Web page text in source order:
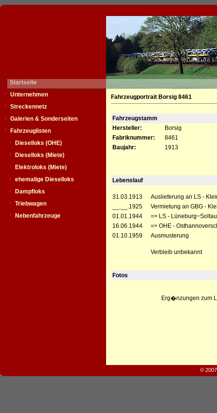
Startseite
Unternehmen
Streckennetz
Galerien & Sonderseiten
Fahrzeuglisten
Dieselloks (OHE)
Dieselloks (Miete)
Elektroloks (Miete)
ehemalige Dieselloks
Dampfloks
Triebwagen
Nebenfahrzeuge
Fahrzeugportrait Borsig 8461
Fahrzeugstamm
Hersteller:
Borsig
Fabriknummer:
8461
Baujahr:
1913
Lebenslauf
31.03.1913
Auslieferung an LS -
__.__.1925
Vermietung an GBG -
01.01.1944
=> LS -
16.06.1944
=> OHE -
01.10.1959
Ausmusterung
Verbleib unbekannt
Fotos
Erg�nzungen zum
©